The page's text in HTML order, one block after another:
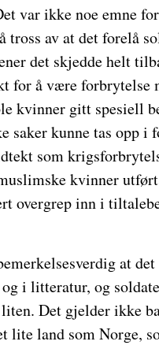
var ikke noe emne
tross av at det forelå
det skjedde helt
for å være forbrytelse
kvinner gitt spesiell
kunne tas opp i
som
kvinner
overgrep inn i
at
i litteratur, og
Det gjelder ikke
lite land som Norge,